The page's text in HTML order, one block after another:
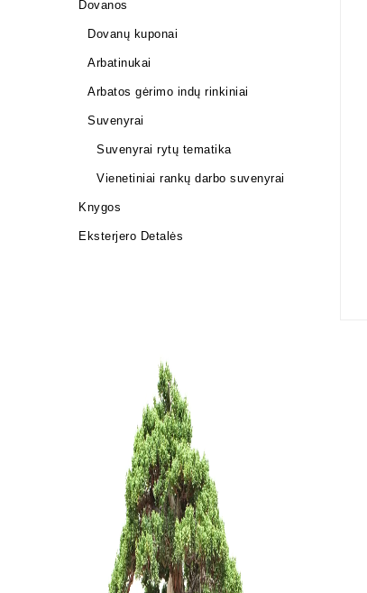
Dovanos
Dovanų kuponai
Arbatinukai
Arbatos gėrimo indų rinkiniai
Suvenyrai
Suvenyrai rytų tematika
Vienetiniai rankų darbo suvenyrai
Knygos
Eksterjero Detalės